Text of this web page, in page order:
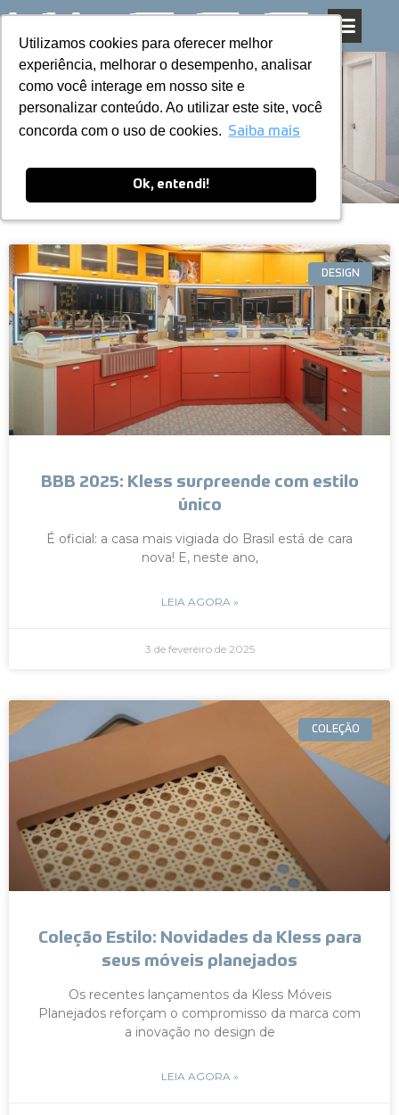
Utilizamos cookies para oferecer melhor
experiência, melhorar o desempenho, analisar
como você interage em nosso site e
personalizar conteúdo. Ao utilizar este site, você
concorda com o uso de cookies. Saiba mais
Ok, entendi!
Utilizamos cookies para oferecer melhor
experiência, melhorar o desempenho, analisar
como você interage em nosso site e
personalizar conteúdo. Ao utilizar este site, você
concorda com o uso de cookies. Saiba mais
Ok, entendi!
Pular
para
o
conteúdo
Blog
DESIGN
BBB 2025: Kless surpreende com estilo
único
É oficial: a casa mais vigiada do Brasil está de cara
nova! E, neste ano,
LEIA AGORA »
3 de fevereiro de 2025
COLEÇÃO
Coleção Estilo: Novidades da Kless para
seus móveis planejados
Os recentes lançamentos da Kless Móveis
Planejados reforçam o compromisso da marca com
a inovação no design de
LEIA AGORA »